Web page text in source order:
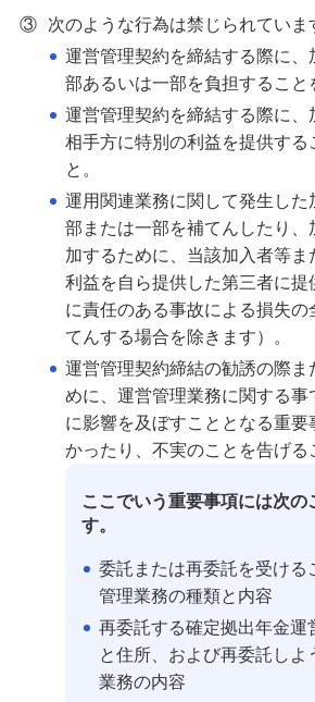
金銭信託「貯蓄の達人」
ご検討中のお客さま
NISA・投資信託申込
iDeCo申込
ライフデザイン・ナビゲーション
みずほ銀行オンライン相談
来店予約（ご相談）
資産形成・資産運用セミナー
学ぶ・考える
お客さまサポート
困ったときは・よくあるご質問
③
次のような行為は禁じられていま
運営管理契約を締結する際に、
部あるいは一部を負担すること
運営管理契約を締結する際に、
相手方に特別の利益を提供する
と。
運用関連業務に関して発生した
部または一部を補てんしたり、
加するために、当該加入者等ま
利益を自ら提供した第三者に提
に責任のある事故による損失
てんする場合を除きます）。
運営管理契約締結の勧誘の際ま
めに、運営管理業務に関する事
に影響を及ぼすこととなる重要
かったり、不実のことを告げる
ここでいう重要事項には次の
す。
委託または再委託を受ける
管理業務の種類と内容
再委託する確定拠出年金運
と住所、および再委託しよ
業務の内容